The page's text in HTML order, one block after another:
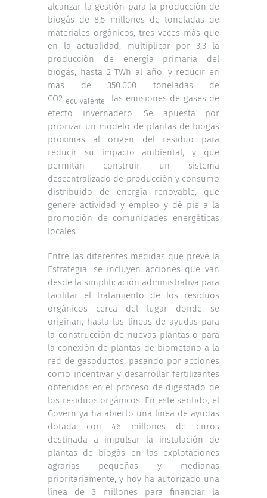
alcanzar la gestión para la producción de
biogás de 8,5 millones de toneladas de
materiales orgánicos, tres veces más que
en la actualidad; multiplicar por 3,3 la
producción de energía primaria del
biogás, hasta 2 TWh al año; y reducir en
más de 350.000 toneladas de
CO2 equivalente
las emisiones de gases de
efecto invernadero. Se apuesta por
priorizar un modelo de plantas de biogás
próximas al origen del residuo para
reducir su impacto ambiental, y que
permitan construir un sistema
descentralizado de producción y consumo
distribuido de energía renovable, que
genere actividad y empleo y dé pie a la
promoción de comunidades energéticas
locales.
Entre las diferentes medidas que prevé la
Estrategia, se incluyen acciones que van
desde la simplificación administrativa para
facilitar el tratamiento de los residuos
orgánicos cerca del lugar donde se
originan, hasta las líneas de ayudas para
la construcción de nuevas plantas o para
la conexión de plantas de biometano a la
red de gasoductos, pasando por acciones
como incentivar y desarrollar fertilizantes
obtenidos en el proceso de digestado de
los residuos orgánicos. En este sentido, el
Govern ya ha abierto una línea de ayudas
dotada con 46 millones de euros
destinada a impulsar la instalación de
plantas de biogás en las explotaciones
agrarias pequeñas y medianas
prioritariamente, y hoy ha autorizado una
línea de 3 millones para financiar la